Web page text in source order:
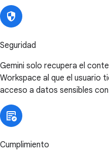
Seguridad
Gemini solo recupera el
Workspace al que el usuario
acceso a datos sensibles
Cumplimiento